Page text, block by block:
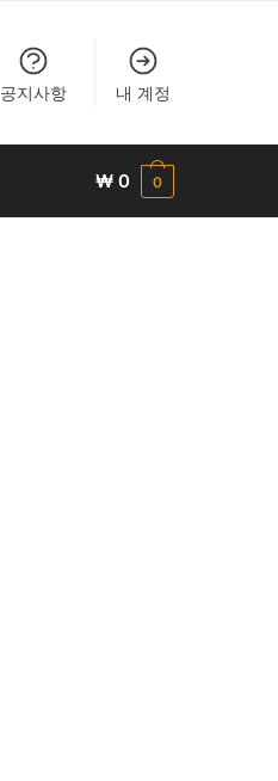
공지사항 내 계정
₩ 0 0